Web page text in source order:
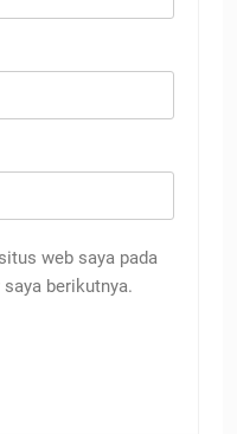
web saya pada
berikutnya.